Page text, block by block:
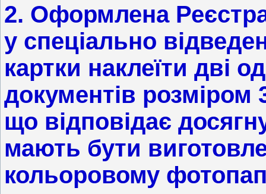
2. Оформлена
у спеціально
картки наклеїти дві
документів розміром
що відповідає
мають бути
кольоровому